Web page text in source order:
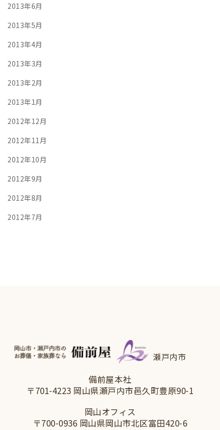
2013年6月
2013年5月
2013年4月
2013年3月
2013年2月
2013年1月
2012年12月
2012年11月
2012年10月
2012年9月
2012年8月
2012年7月
瀬戸内市
備前屋本社
〒701-4223 岡山県瀬戸内市邑久町豊原90-1
岡山オフィス
〒700-0936 岡山県岡山市北区富田420-6